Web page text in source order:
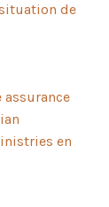
de
assurance
en